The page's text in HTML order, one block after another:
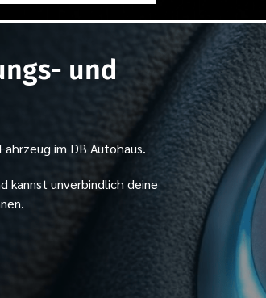
und
im DB Autohaus.
kannst unverbindlich deine